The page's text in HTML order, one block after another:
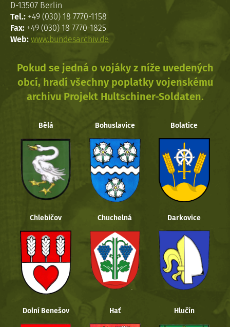
D-13507 Berlin
Tel.: +49 (030) 18 7770-1158
Fax: +49 (030) 18 7770-1825
Web: www.bundesarchiv.de
Pokud se jedná o vojáky z níže uvedených
obcí, hradí všechny poplatky vojenskému
archivu Projekt Hultschiner-Soldaten.
Bělá Bohuslavice Bolatice
Chlebičov Chuchelná Darkovice
Dolní Benešov Hať Hlučín